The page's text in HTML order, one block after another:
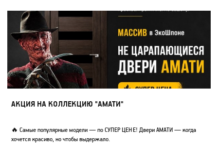
АКЦИЯ НА КОЛЛЕКЦИЮ "АМАТИ"
🔥 Самые популярные модели — по СУПЕР ЦЕНЕ! Двери АМАТИ — когда
хочется красиво, но чтобы выдержало.